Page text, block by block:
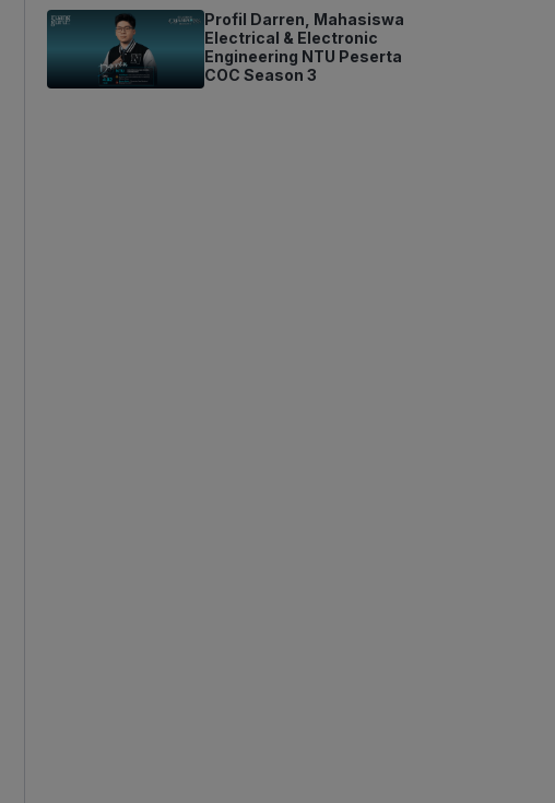
Profil Darren, Mahasiswa
Electrical & Electronic
Engineering NTU Peserta
COC Season 3